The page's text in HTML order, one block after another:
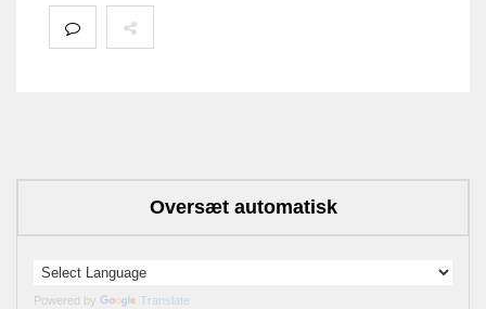
Oversæt automatisk
Powered by Translate